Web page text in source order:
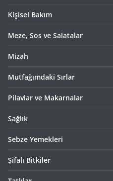
Kişisel Bakım
Meze, Sos ve Salatalar
Mizah
Mutfağımdaki Sırlar
Pilavlar ve Makarnalar
Sağlık
Sebze Yemekleri
Şifalı Bitkiler